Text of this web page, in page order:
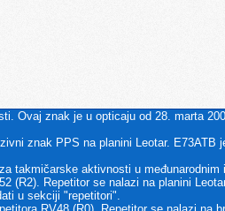
Ovaj znak je u opticaju od 28. marta
znak PPS na planini Leotar.
takmičarske aktivnosti u međunarodnim
(R2). Repetitor se nalazi na planini
u sekciji "repetitori".